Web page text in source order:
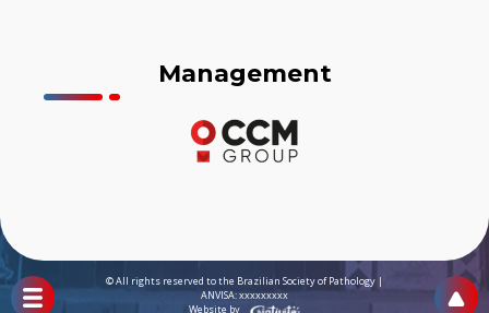
Management
© All rights reserved to the Brazilian Society of Pathology |
ANVISA: xxxxxxxxx
Website by